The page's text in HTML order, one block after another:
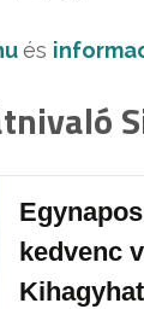
és
kedvenc